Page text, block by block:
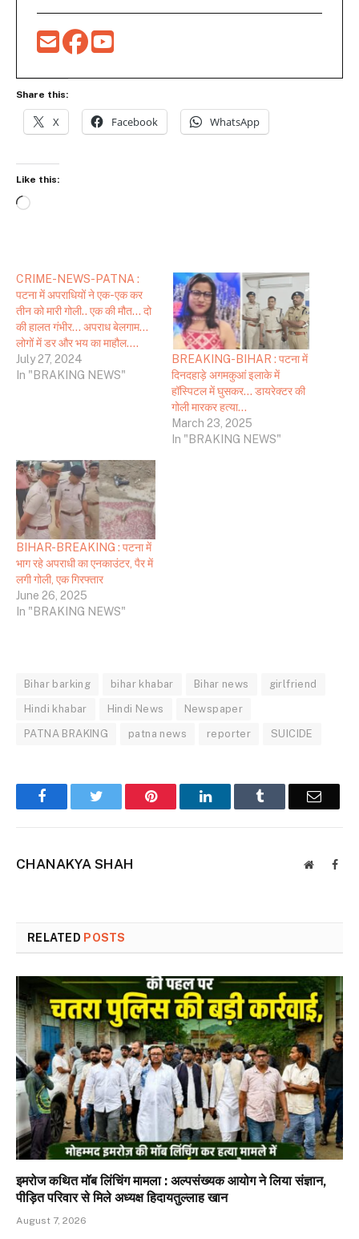
Share this:
X Facebook WhatsApp
Like this:
Loading…
CRIME-NEWS-PATNA :
पटना में अपराधियों ने एक-एक कर
तीन को मारी गोली.. एक की मौत… दो
की हालत गंभीर… अपराध बेलगाम…
लोगों में डर और भय का माहौल….
July 27, 2024
In "BRAKING NEWS"
BREAKING-BIHAR : पटना में
दिनदहाड़े अगमकुआं इलाके में
हॉस्पिटल में घुसकर… डायरेक्टर की
गोली मारकर हत्या…
March 23, 2025
In "BRAKING NEWS"
BIHAR-BREAKING : पटना में
भाग रहे अपराधी का एनकाउंटर, पैर में
लगी गोली, एक गिरफ्तार
June 26, 2025
In "BRAKING NEWS"
Bihar barking bihar khabar Bihar news girlfriend
Hindi khabar Hindi News Newspaper
PATNA BRAKING patna news reporter SUICIDE
FacebookTwitter Pinterest LinkedInTumblr Email
CHANAKYA SHAH Website
RELATED POSTS
इमरोज कथित मॉब लिंचिंग मामला : अल्पसंख्यक आयोग ने लिया संज्ञान,
पीड़ित परिवार से मिले अध्यक्ष हिदायतुल्लाह खान
August 7, 2026